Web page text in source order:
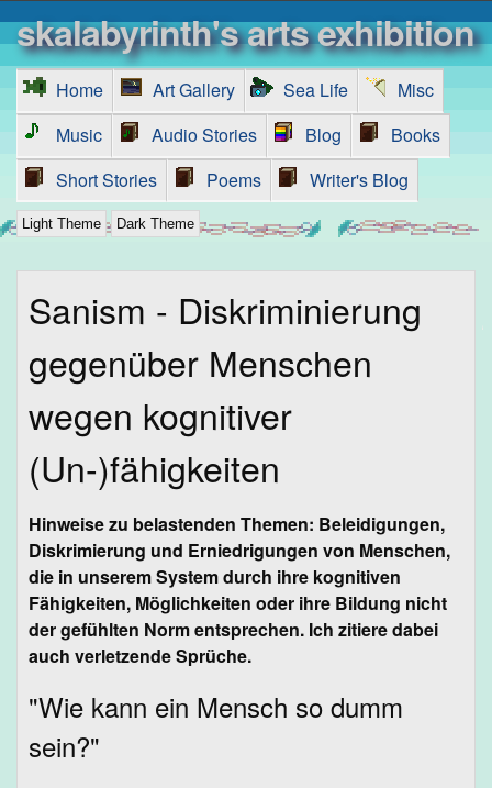
skalabyrinth's arts exhibition
Home Art Gallery Sea Life
Misc
Music
Audio Stories Blog
Books
Short Stories
Poems Writer's Blog
Light Theme Dark Theme
Sanism - Diskriminierung
gegenüber Menschen
wegen kognitiver
(Un-)fähigkeiten
Hinweise zu belastenden Themen: Beleidigungen,
Diskrimierung und Erniedrigungen von Menschen,
die in unserem System durch ihre kognitiven
Fähigkeiten, Möglichkeiten oder ihre Bildung nicht
der gefühlten Norm entsprechen. Ich zitiere dabei
auch verletzende Sprüche.
"Wie kann ein Mensch so dumm
sein?"